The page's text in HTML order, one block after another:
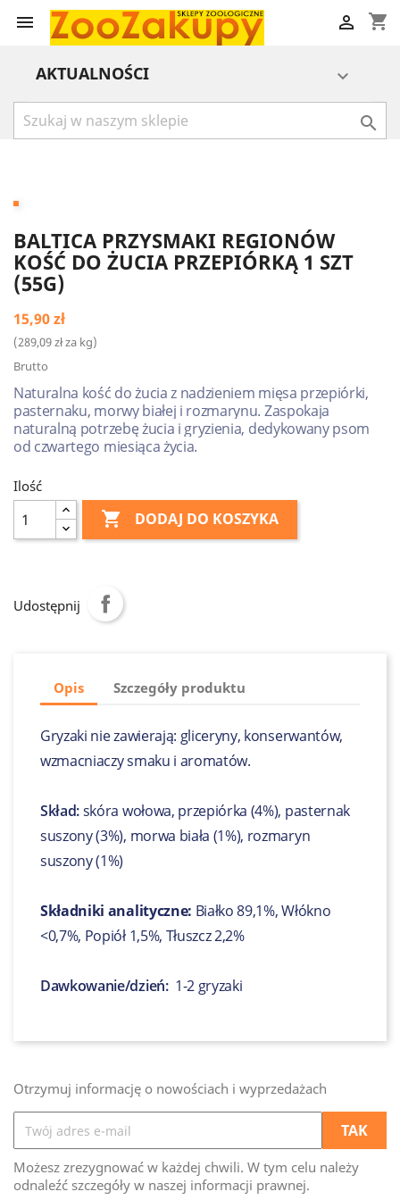
 shopping_cart

AKTUALNOŚCI 

BALTICA PRZYSMAKI REGIONÓW
KOŚĆ DO ŻUCIA PRZEPIÓRKĄ 1 SZT
(55G)
15,90 zł
(289,09 zł za kg)
Brutto
Naturalna kość do żucia z nadzieniem mięsa przepiórki,
pasternaku, morwy białej i rozmarynu. Zaspokaja
naturalną potrzebę żucia i gryzienia, dedykowany psom
od czwartego miesiąca życia.
Ilość
 DODAJ DO KOSZYKA
Udostępnij
Opis Szczegóły produktu
Gryzaki nie zawierają: gliceryny, konserwantów,
wzmacniaczy smaku i aromatów.
Skład:skóra wołowa, przepiórka (4%), pasternak
suszony (3%), morwa biała (1%), rozmaryn
suszony (1%)
Składniki analityczne: Białko 89,1%, Włókno
<0,7%, Popiół 1,5%, Tłuszcz 2,2%
Dawkowanie/dzień:1-2 gryzaki
Otrzymuj informację o nowościach i wyprzedażach
Możesz zrezygnować w każdej chwili. W tym celu należy
odnaleźć szczegóły w naszej informacji prawnej.